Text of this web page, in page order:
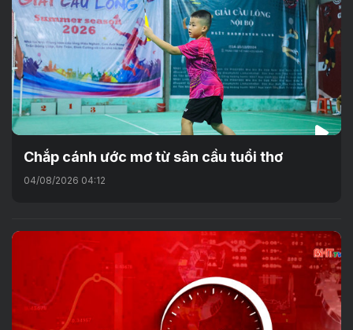
Chắp cánh ước mơ từ sân cầu tuổi thơ
04/08/2026 04:12